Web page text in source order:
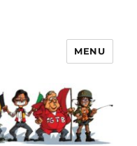
MENU